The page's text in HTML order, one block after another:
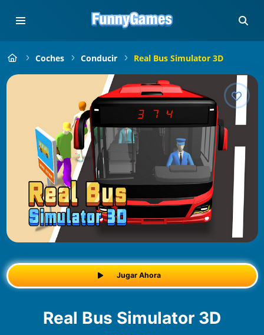
Coches Conducir Real Bus Simulator 3D
Jugar Ahora
Real Bus Simulator 3D